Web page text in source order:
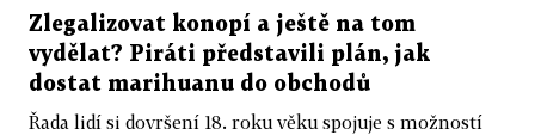
Zlegalizovat konopí a ještě na tom
vydělat? Piráti představili plán, jak
dostat marihuanu do obchodů
Řada lidí si dovršení 18. roku věku spojuje s možností